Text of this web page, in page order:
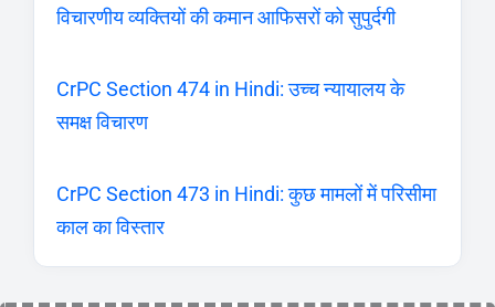
विचारणीय व्यक्तियों की कमान आफिसरों को सुपुर्दगी
CrPC Section 474 in Hindi: उच्च न्यायालय के
समक्ष विचारण
CrPC Section 473 in Hindi: कुछ मामलों में परिसीमा
काल का विस्तार